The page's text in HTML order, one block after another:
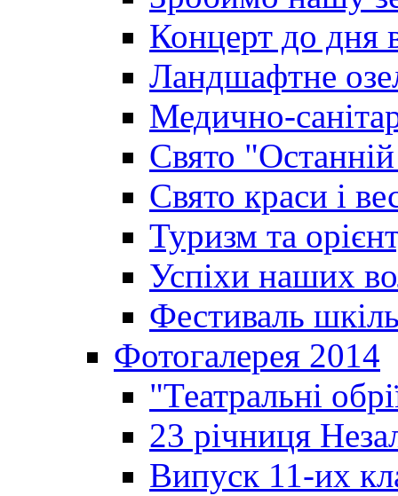
Концерт до дня
Ландшафтне
Медично-
Свято
Свято краси і
Туризм та
Успіхи наших
Фестиваль
Фотогалерея 2014
"Театральні
23 річниця
Випуск 11-их